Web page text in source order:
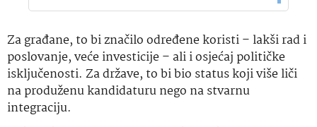
Za građane, to bi značilo određene koristi – lakši rad i
poslovanje, veće investicije – ali i osjećaj političke
isključenosti. Za države, to bi bio status koji više liči
na produženu kandidaturu nego na stvarnu
integraciju.